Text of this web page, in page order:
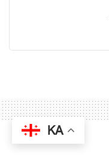
KA